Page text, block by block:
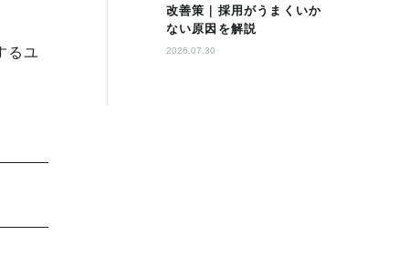
るユ
改善策｜採用がうまくいか
ない原因を解説
2026.07.30